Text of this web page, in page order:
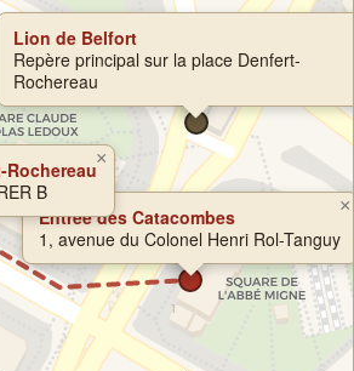
Entrée des Catacombes
1, avenue du Colonel Henri Rol-Tanguy
×
Lion de Belfort
Repère principal sur la place Denfert-
Rochereau
Rochereau
B
×